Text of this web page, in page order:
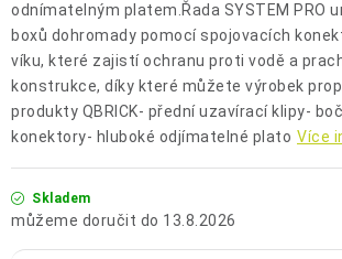
Podmínky ochrany osobních údajů
odnímatelným platem.Řada SYSTEM PRO
boxů dohromady pomocí spojovacích
víku, které zajistí ochranu proti vodě a
konstrukce, díky které můžete výrobek
produkty QBRICK- přední uzavírací klipy-
konektory- hluboké odjímatelné plato Více
Skladem
13.8.2026